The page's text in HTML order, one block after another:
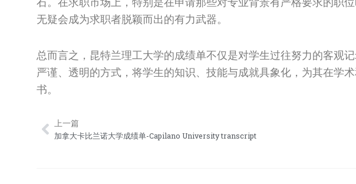
无疑会成为求职者脱颖而出的有力武器。
总而言之，昆特兰理工大学的成绩单不仅是对学生过往努力的客观
严谨、透明的方式，将学生的知识、技能与成就具象化，为其在学
书。
Prev
上一篇
加拿大卡比兰诺大学成绩单-Capilano University transcript